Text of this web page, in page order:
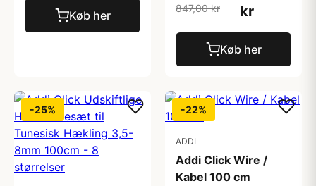
Køb her
847,00 kr
kr
Køb her
-25% -22%
ADDI
Addi Click Wire /
Kabel 100 cm